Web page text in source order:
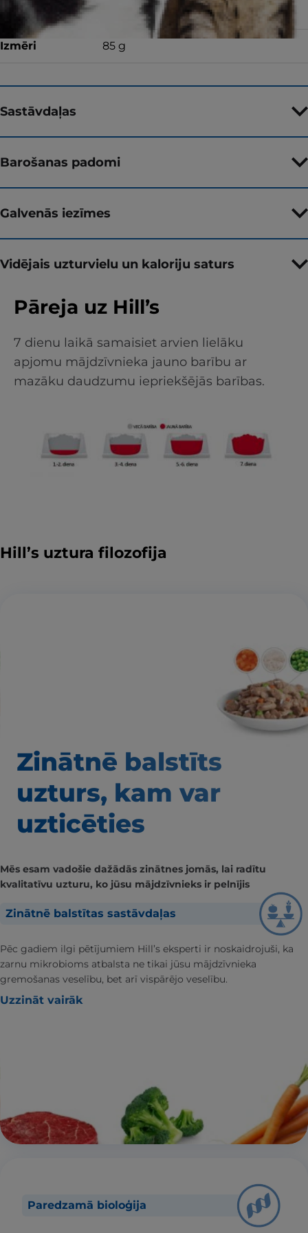
Garša
Izmēri 85 g
Sastāvdaļas
Barošanas padomi
Galvenās iezīmes
Vidējais uzturvielu un kaloriju saturs
Pāreja uz Hill’s
7 dienu laikā samaisiet arvien lielāku
apjomu mājdzīvnieka jauno barību ar
mazāku daudzumu iepriekšējās barības.
Hill’s uztura filozofija
Zinātnē balstīts
uzturs, kam var
uzticēties
Mēs esam vadošie dažādās zinātnes jomās, lai radītu
kvalitatīvu uzturu, ko jūsu mājdzīvnieks ir pelnījis
Zinātnē balstītas sastāvdaļas
Pēc gadiem ilgi pētījumiem Hill’s eksperti ir noskaidrojuši, ka
zarnu mikrobioms atbalsta ne tikai jūsu mājdzīvnieka
gremošanas veselību, bet arī vispārējo veselību.
Uzzināt vairāk
Paredzamā bioloģija